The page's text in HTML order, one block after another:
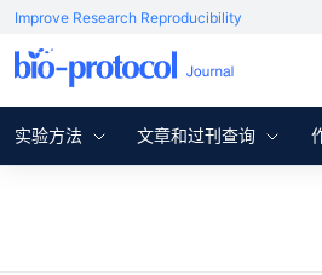
Improve Research Reproducibility
实验方法 文章和过刊查询